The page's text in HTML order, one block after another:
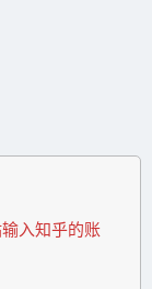
入知乎的账